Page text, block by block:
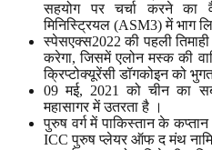
सहयोग पर चर्चा करने
मिनिस्ट्रियल (ASM3) में भाग
स्पेसएक्स2022 की पहली
करेगा, जिसमें एलोन मस्क की
क्रिप्टोक्यूरेंसी डॉगकोइन को
09 मई, 2021 को चीन का
महासागर में उतरता है ।
पुरुष वर्ग में पाकिस्तान के
ICC पुरुष प्लेयर ऑफ द मंथ